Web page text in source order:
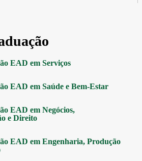
EAD em Serviços
EAD em Saúde e Bem-Estar
EAD em Negócios,
e Direito
EAD em Engenharia, Produção